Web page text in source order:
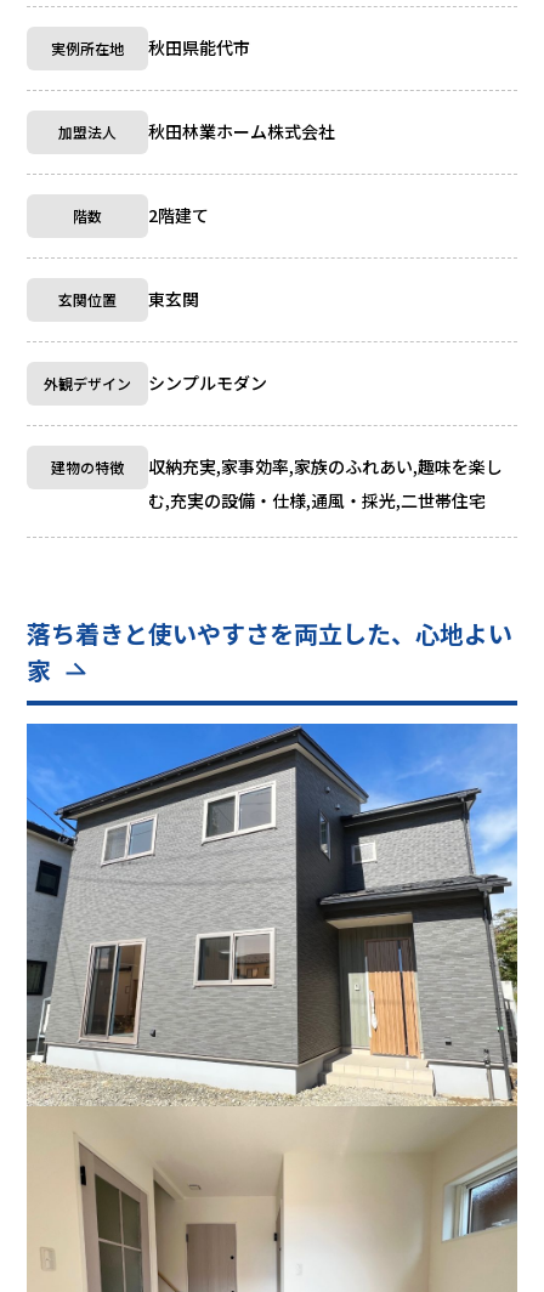
実例所在地 秋田県能代市
加盟法人 秋田林業ホーム株式会社
階数 2階建て
玄関位置 東玄関
外観デザイン シンプルモダン
建物の特徴
収納充実,家事効率,家族のふれあい,趣味を楽し
む,充実の設備・仕様,通風・採光,二世帯住宅
落ち着きと使いやすさを両立した、心地よい
家